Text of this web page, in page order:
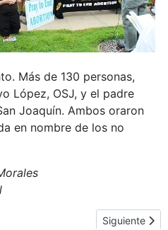
Más de 130 personas,
López, OSJ, y el padre
Joaquín. Ambos oraron
en nombre de los no
de Santa Susana en Sonora
Artículo
Siguiente